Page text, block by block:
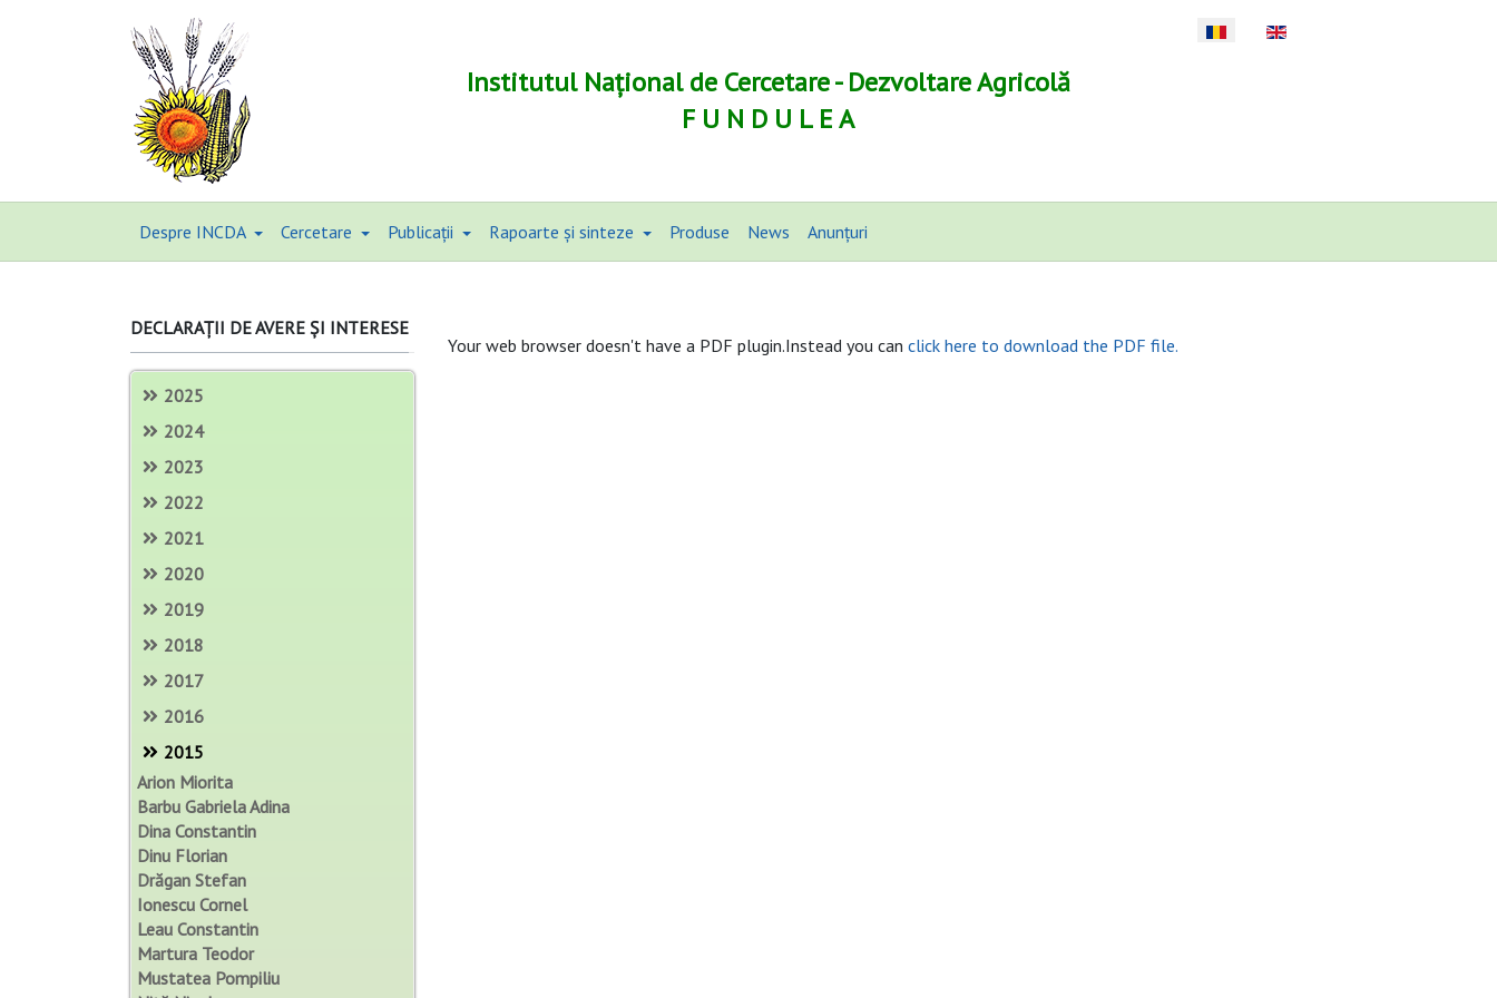
Institutul Național de Cercetare - Dezvoltare Agricolă
F U N D U L E A
Selectați limba dvs
Despre INCDA Cercetare Publicații Rapoarte și sinteze Produse News Anunțuri
Your web browser doesn't have a PDF plugin.Instead you can click here to download the PDF file.
DECLARAȚII DE AVERE ȘI INTERESE
2025
2024
2023
2022
2021
2020
2019
2018
2017
2016
2015
Arion Miorita
Barbu Gabriela Adina
Dina Constantin
Dinu Florian
Drăgan Stefan
Ionescu Cornel
Leau Constantin
Martura Teodor
Mustatea Pompiliu